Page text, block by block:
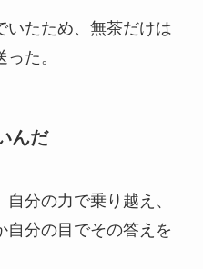
いたため、無茶だけは
た。
んだ
分の力で乗り越え、
自分の目でその答えを